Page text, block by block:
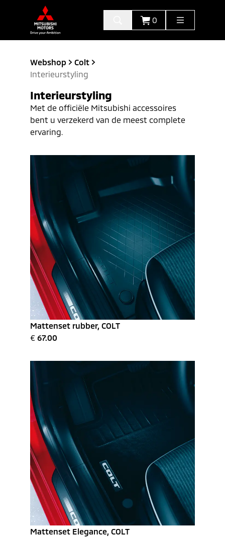
0
Webshop
Colt
Interieurstyling
Interieurstyling
Met de officiële Mitsubishi accessoires
bent u verzekerd van de meest complete
ervaring.
Mattenset rubber, COLT
€ 67.00
Mattenset Elegance, COLT